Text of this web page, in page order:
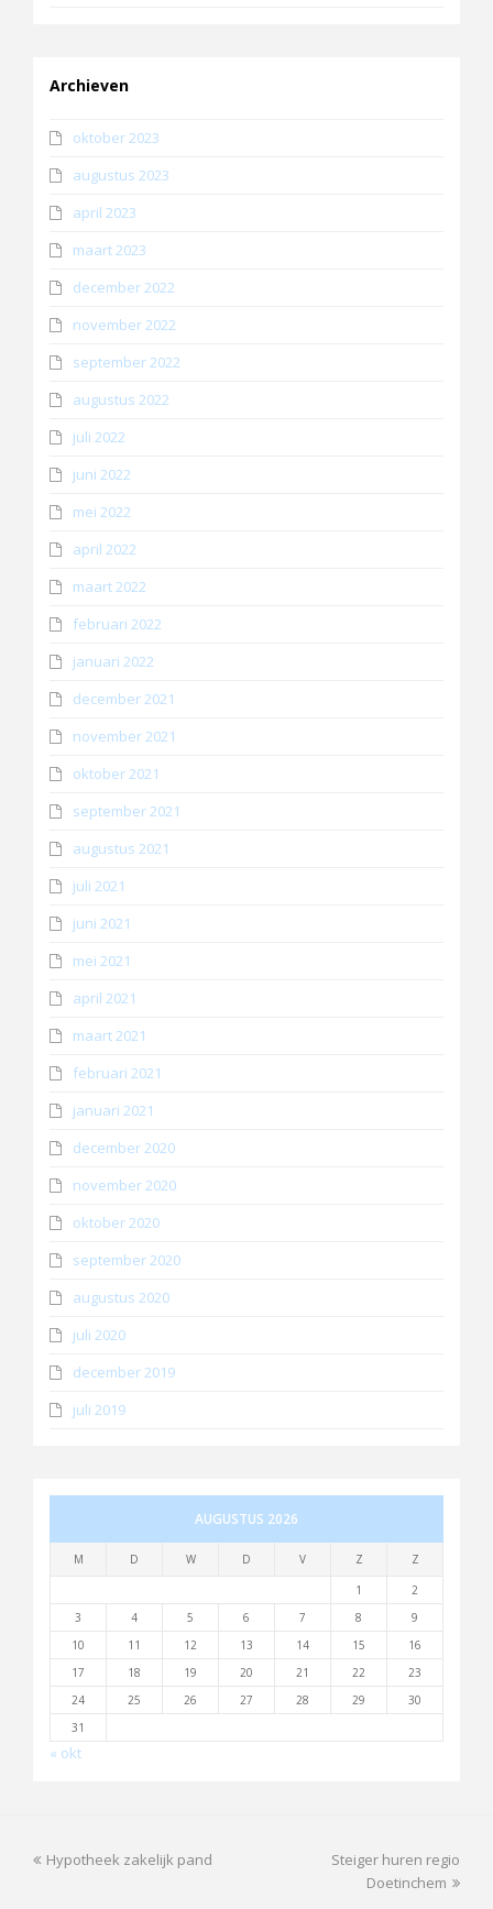
Archieven
oktober 2023
augustus 2023
april 2023
maart 2023
december 2022
november 2022
september 2022
augustus 2022
juli 2022
juni 2022
mei 2022
april 2022
maart 2022
februari 2022
januari 2022
december 2021
november 2021
oktober 2021
september 2021
augustus 2021
juli 2021
juni 2021
mei 2021
april 2021
maart 2021
februari 2021
januari 2021
december 2020
november 2020
oktober 2020
september 2020
augustus 2020
juli 2020
december 2019
juli 2019
AUGUSTUS 2026
M D W D V Z
Z
1
2
3
4 5 6 7 8
9
10
11 12 13 14 15
16
17
18 19 20 21 22
23
24
25 26 27 28 29
30
31
« okt
previous
Hypotheek zakelijk pand
next
post:
Steiger huren regio
Doetinchem